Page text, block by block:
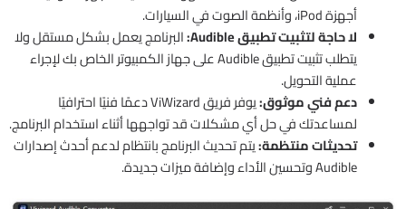
أجهزة iPod، وأنظمة الصوت في السيارات.
لا حاجة لتثبيت تطبيق Audible:
البرنامج يعمل بشكل مستقل ولا
يتطلب تثبيت تطبيق Audible على جهاز الكمبيوتر الخاص بك لإجراء
عملية التحويل.
دعم فني موثوق:
يوفر فريق ViWizard دعمًا فنيًا احترافيًا
لمساعدتك في حل أي مشكلات قد تواجهها أثناء استخدام البرنامج.
تحديثات منتظمة:يتم تحديث البرنامج بانتظام لدعم أحدث إصدارات
Audible وتحسين الأداء وإضافة ميزات جديدة.